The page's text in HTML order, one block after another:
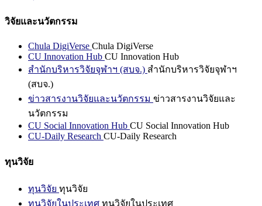
วิจัยและนวัตกรรม
Chula DigiVerse Chula DigiVerse
CU Innovation Hub CU Innovation Hub
สำนักบริหารวิจัยจุฬาฯ (สบจ.) สำนักบริหารวิจัยจุฬาฯ
(สบจ.)
ข่าวสารงานวิจัยและนวัตกรรม ข่าวสารงานวิจัยและ
นวัตกรรม
CU Social Innovation Hub CU Social Innovation Hub
CU-Daily Research CU-Daily Research
ทุนวิจัย
ทุนวิจัย ทุนวิจัย
ทุนวิจัยในประเทศ ทุนวิจัยในประเทศ